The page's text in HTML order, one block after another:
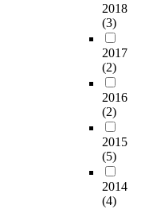
2018
(3)
2017
(2)
2016
(2)
2015
(5)
2014
(4)